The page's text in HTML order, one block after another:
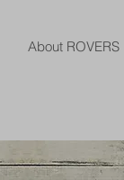
About ROVERS